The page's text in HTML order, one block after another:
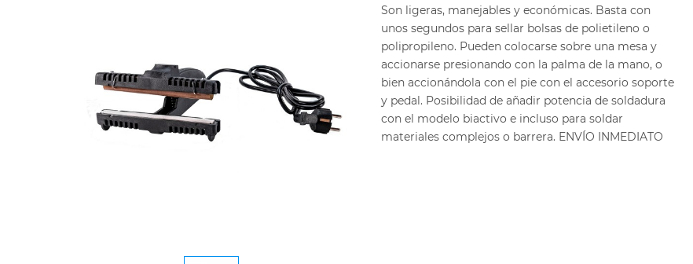
Son ligeras, manejables y económicas. Basta con
unos segundos para sellar bolsas de polietileno o
polipropileno. Pueden colocarse sobre una mesa y
accionarse presionando con la palma de la mano, o
bien accionándola con el pie con el accesorio soporte
y pedal. Posibilidad de añadir potencia de soldadura
con el modelo biactivo e incluso para soldar
materiales complejos o barrera. ENVÍO INMEDIATO